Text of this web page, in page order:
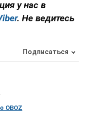
у нас в
. Не ведитесь
Подписаться
OBOZ